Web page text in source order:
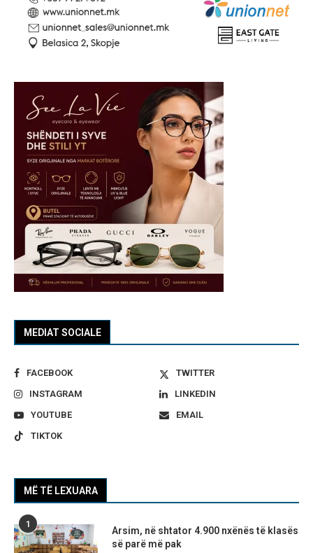
MEDIAT SOCIALE
FACEBOOK
TWITTER
INSTAGRAM
LINKEDIN
YOUTUBE
EMAIL
TIKTOK
MË TË LEXUARA
1
Arsim, në shtator 4.900 nxënës të klasës
së parë më pak